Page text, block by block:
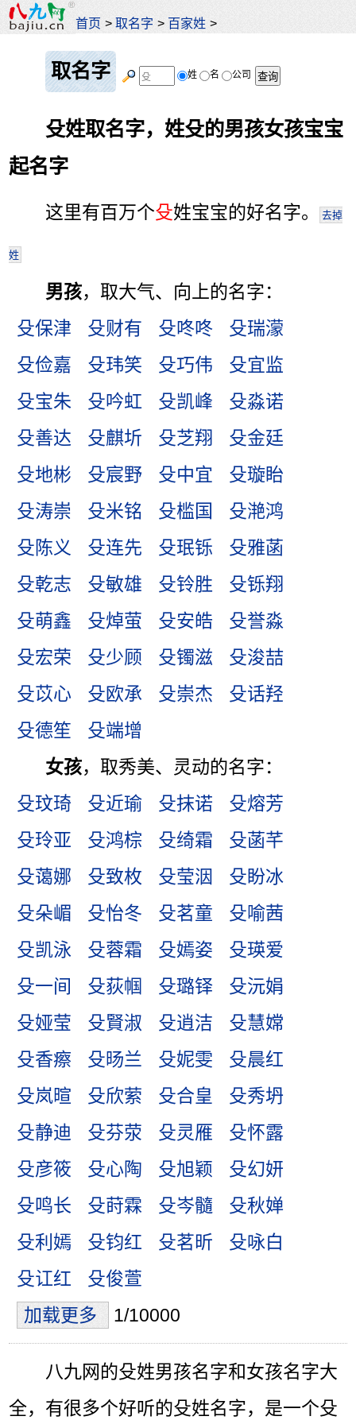
首页 >取名字 > 百家姓 >
取名字 姓 名 公司
殳姓取名字，姓殳的男孩女孩宝宝
起名字
这里有百万个殳姓宝宝的好名字。 去掉
姓
男孩，取大气、向上的名字：
殳保津
殳财有 殳咚咚
殳瑞濛
殳俭嘉
殳玮笑 殳巧伟
殳宜监
殳宝朱
殳吟虹 殳凯峰
殳淼诺
殳善达
殳麒圻 殳芝翔
殳金廷
殳地彬
殳宸野 殳中宜
殳璇眙
殳涛崇
殳米铭 殳槛国
殳滟鸿
殳陈义
殳连先 殳珉铄
殳雅菡
殳乾志
殳敏雄 殳铃胜
殳铄翔
殳萌鑫
殳焯萤 殳安皓
殳誉淼
殳宏荣
殳少顾 殳镯滋
殳浚喆
殳苡心
殳欧承 殳崇杰
殳话羟
殳德笙
殳端增
女孩，取秀美、灵动的名字：
殳玟琦
殳近瑜 殳抹诺
殳熔芳
殳玲亚
殳鸿棕 殳绮霜
殳菡芊
殳蔼娜
殳致枚 殳莹洇
殳盼冰
殳朵嵋
殳怡冬 殳茗童
殳喻茜
殳凯泳
殳蓉霜 殳嫣姿
殳瑛爱
殳一间
殳荻帼 殳璐铎
殳沅娟
殳娅莹
殳賢淑 殳逍洁
殳慧嫦
殳香瘵
殳旸兰 殳妮雯
殳晨红
殳岚暄
殳欣萦 殳合皇
殳秀坍
殳静迪
殳芬荥 殳灵雁
殳怀露
殳彦筱
殳心陶 殳旭颖
殳幻妍
殳鸣长
殳莳霖 殳岑髓
殳秋婵
殳利嫣
殳钧红 殳茗昕
殳咏白
殳讧红
殳俊萱
加载更多
1/10000
八九网的殳姓男孩名字和女孩名字大
全，有很多个好听的殳姓名字，是一个殳